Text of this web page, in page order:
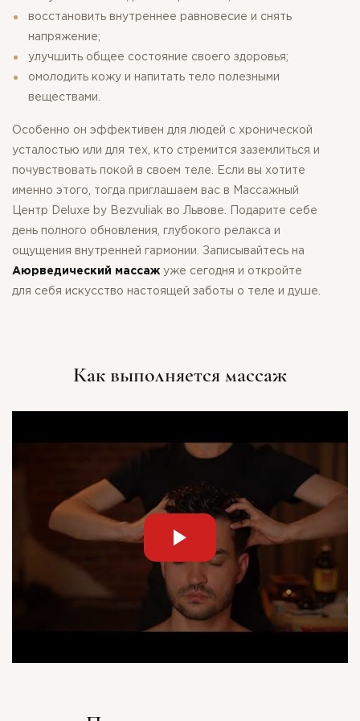
восстановить внутреннее равновесие и снять
напряжение;
улучшить общее состояние своего здоровья;
омолодить кожу и напитать тело полезными
веществами.
Особенно он эффективен для людей с хронической
усталостью или для тех, кто стремится заземлиться и
почувствовать покой в ​​своем теле. Если вы хотите
именно этого, тогда приглашаем вас в Массажный
Центр Deluxe by Bezvuliak во Львове. Подарите себе
день полного обновления, глубокого релакса и
ощущения внутренней гармонии. Записывайтесь на
Аюрведический массаж уже сегодня и откройте
для себя искусство настоящей заботы о теле и душе.
Как выполняется массаж